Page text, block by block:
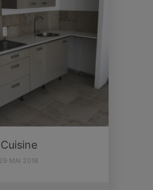
Cuisine
29 MAI 2018